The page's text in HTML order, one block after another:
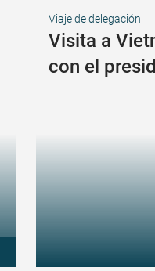
Viaje de delegación
Visita a
con el